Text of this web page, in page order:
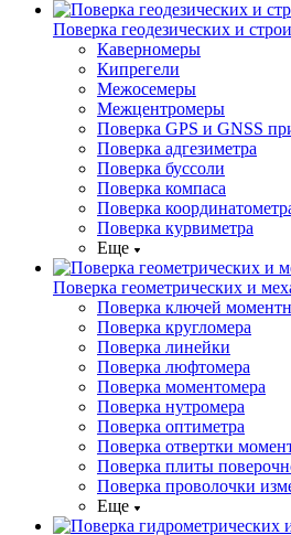
Поверка геодезических и
Каверномеры
Кипрегели
Межосемеры
Межцентромеры
Поверка GPS и GNSS
Поверка адгезиметра
Поверка буссоли
Поверка компаса
Поверка
Поверка курвиметра
Еще
Поверка геометрических и
Поверка ключей
Поверка кругломера
Поверка линейки
Поверка люфтомера
Поверка моментомера
Поверка нутромера
Поверка оптиметра
Поверка отвертки
Поверка плиты
Поверка проволочки
Еще